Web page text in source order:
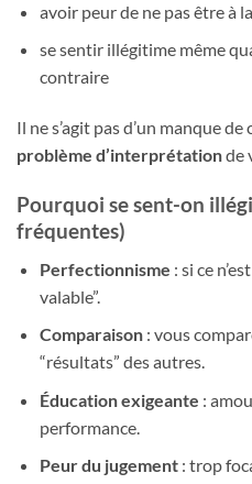
avoir peur de ne pas être à
se sentir illégitime même
contraire
Il ne s’agit pas d’un manque
problème d’interprétationde
Pourquoi se sent-on
fréquentes)
Perfectionnisme : si ce
valable”.
Comparaison: vous
“résultats” des autres.
Éducation exigeante :
performance.
Peur du jugement: trop